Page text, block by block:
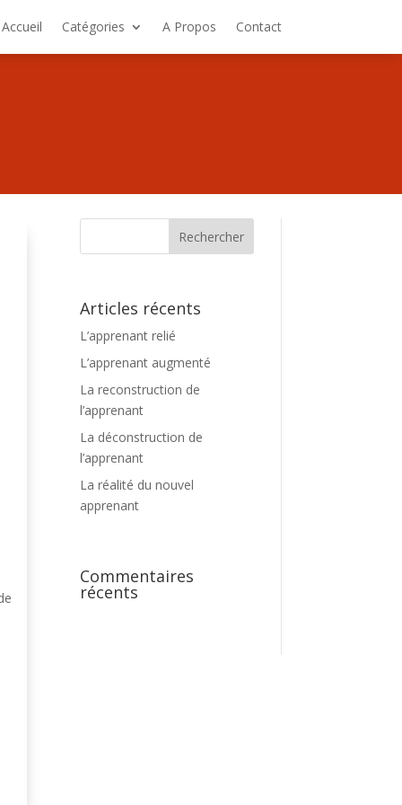
Accueil Catégories A Propos Contact
Articles récents
L’apprenant relié
L’apprenant augmenté
La reconstruction de
l’apprenant
La déconstruction de
l’apprenant
La réalité du nouvel
apprenant
Commentaires
récents